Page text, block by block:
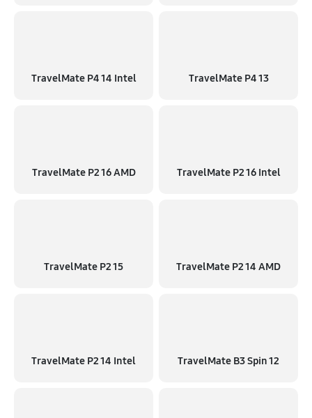
TravelMate P4 14 Intel TravelMate P4 13
TravelMate P2 16 AMD TravelMate P2 16 Intel
TravelMate P2 15 TravelMate P2 14 AMD
TravelMate P2 14 Intel TravelMate B3 Spin 12